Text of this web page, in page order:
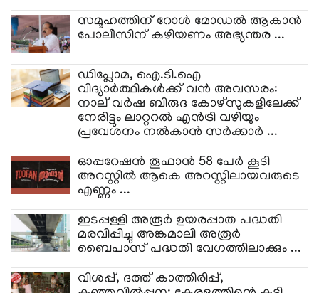
സമൂഹത്തിന് റോള്‍ മോഡല്‍ ആകാന്‍
പോലീസിന് കഴിയണം അഭ്യന്തര ...
​ഡിപ്ലോമ, ഐ.ടി.ഐ
വിദ്യാർത്ഥികൾക്ക് വൻ അവസരം:
നാല് വർഷ ബിരുദ കോഴ്‌സുകളിലേക്ക്
നേരിട്ടും ലാറ്ററൽ എൻട്രി വഴിയും
പ്രവേശനം നൽകാൻ സർക്കാർ ...
ഓപ്പറേഷന്‍ തൂഫാന്‍ 58 പേര്‍ കൂടി
അറസ്റ്റില്‍ ആകെ അറസ്റ്റിലായവരുടെ
എണ്ണം ...
ഇടപ്പള്ളി അരൂർ ഉയരപ്പാത പദ്ധതി
മരവിപ്പിച്ചു അങ്കമാലി അരൂർ
ബൈപാസ് പദ്ധതി വേഗത്തിലാക്കും ...
വിശപ്പ്, ദത്ത് കാത്തിരിപ്പ്,